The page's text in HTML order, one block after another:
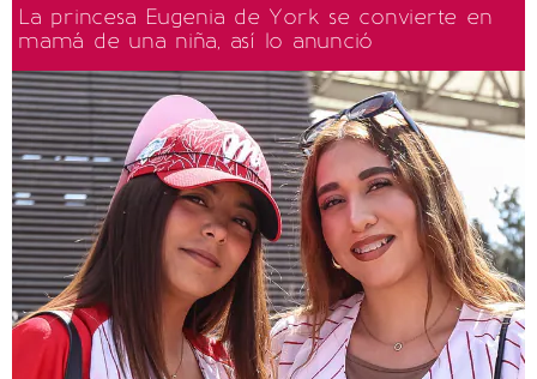
La princesa Eugenia de York se convierte en
mamá de una niña, así lo anunció